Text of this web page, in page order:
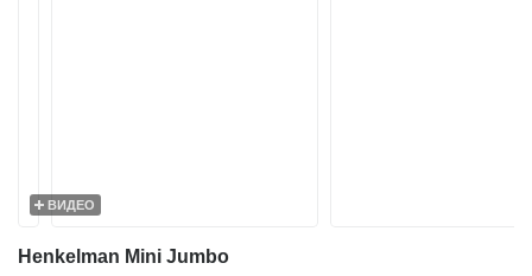
ВИДЕО
Henkelman Mini Jumbo